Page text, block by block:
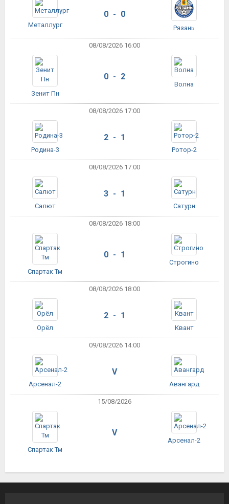
Металлург
0 - 0
Рязань
08/08/2026 16:00
Зенит Пн
0 - 2
Волна
08/08/2026 17:00
Родина-3
2 - 1
Ротор-2
08/08/2026 17:00
Салют
3 - 1
Сатурн
08/08/2026 18:00
Спартак Тм
0 - 1
Строгино
08/08/2026 18:00
Орёл
2 - 1
Квант
09/08/2026 14:00
Арсенал-2
V
Авангард
15/08/2026
Спартак Тм
V
Арсенал-2